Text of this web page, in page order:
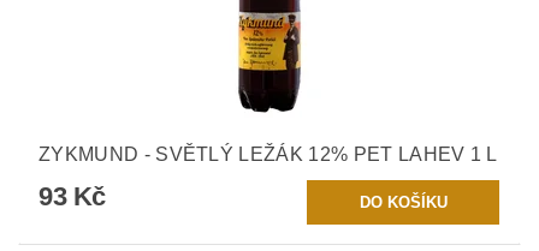
ZYKMUND - SVĚTLÝ LEŽÁK 12% PET LAHEV 1 L
93 Kč